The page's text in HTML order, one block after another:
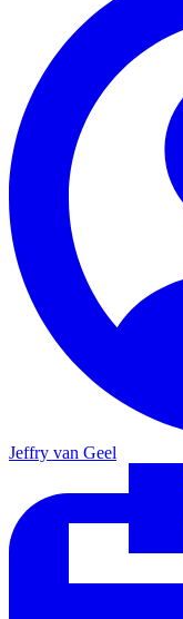
Jeffry van Geel